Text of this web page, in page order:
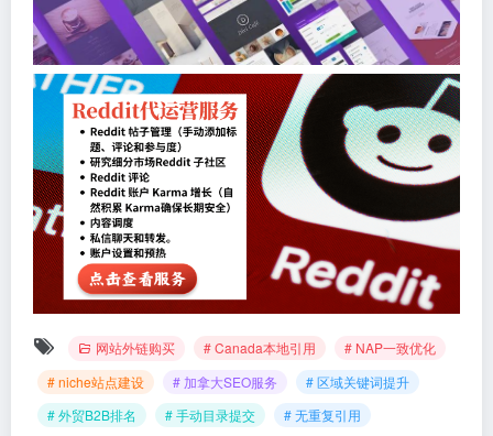
网站外链购买 # Canada本地引用
# NAP一致优化
# niche站点建设
# 加拿大SEO服务
# 区域关键词提升
# 外贸B2B排名
# 手动目录提交
# 无重复引用